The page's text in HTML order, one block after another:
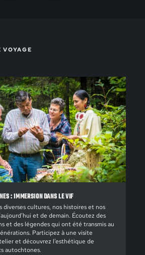
VOYAGE
: IMMERSION DANS LE VIF
diverses cultures, nos histoires et nos
et de demain. Écoutez des
et des légendes qui ont été transmis au
Participez à une visite
et découvrez l’esthétique de
autochtones.